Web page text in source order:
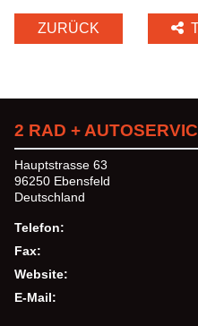
ZURÜCK
2 RAD +
Hauptstrasse 63
96250 Ebensfeld
Deutschland
Telefon:
Fax:
Website:
E-Mail: